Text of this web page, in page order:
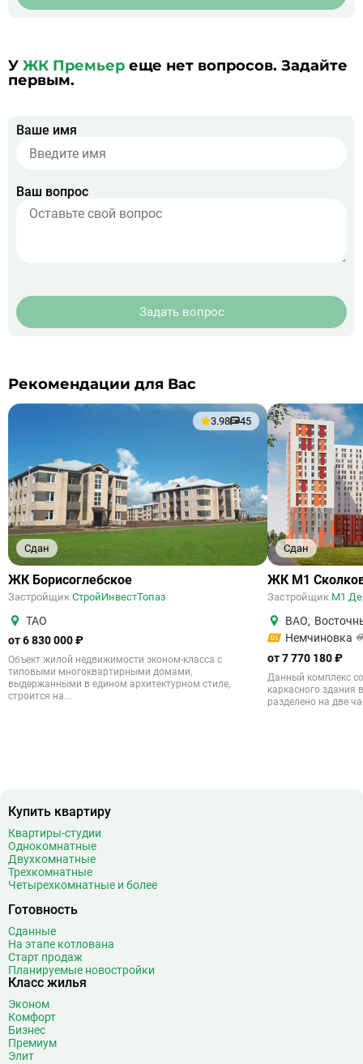
У ЖК Премьер еще нет вопросов. Задайте
первым.
Ваше имя
Ваш вопрос
Задать вопрос
Рекомендации для Вас
Сдан
3.98 45
ЖК Борисоглебское
Застройщик СтройИнвестТопаз
ТАО
от 6 830 000 ₽
Объект жилой недвижимости эконом-класса с
типовыми многоквартирными домами,
выдержанными в едином архитектурном стиле,
строится на...
Сдан
ЖК М1
Застройщик М1
ВАО,
Немчиновка
от 7 770 180 ₽
Данный комплекс
каркасного здания
разделено на две
Купить квартиру
Квартиры-студии
Однокомнатные
Двухкомнатные
Трехкомнатные
Четырехкомнатные и более
Готовность
Сданные
На этапе котлована
Старт продаж
Планируемые новостройки
Класс жилья
Эконом
Комфорт
Бизнес
Премиум
Элит